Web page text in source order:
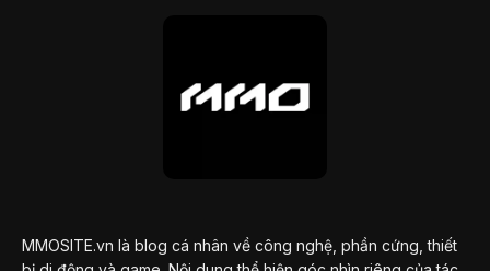
MMOSITE.vn là blog cá nhân về công nghệ, phần cứng, thiết